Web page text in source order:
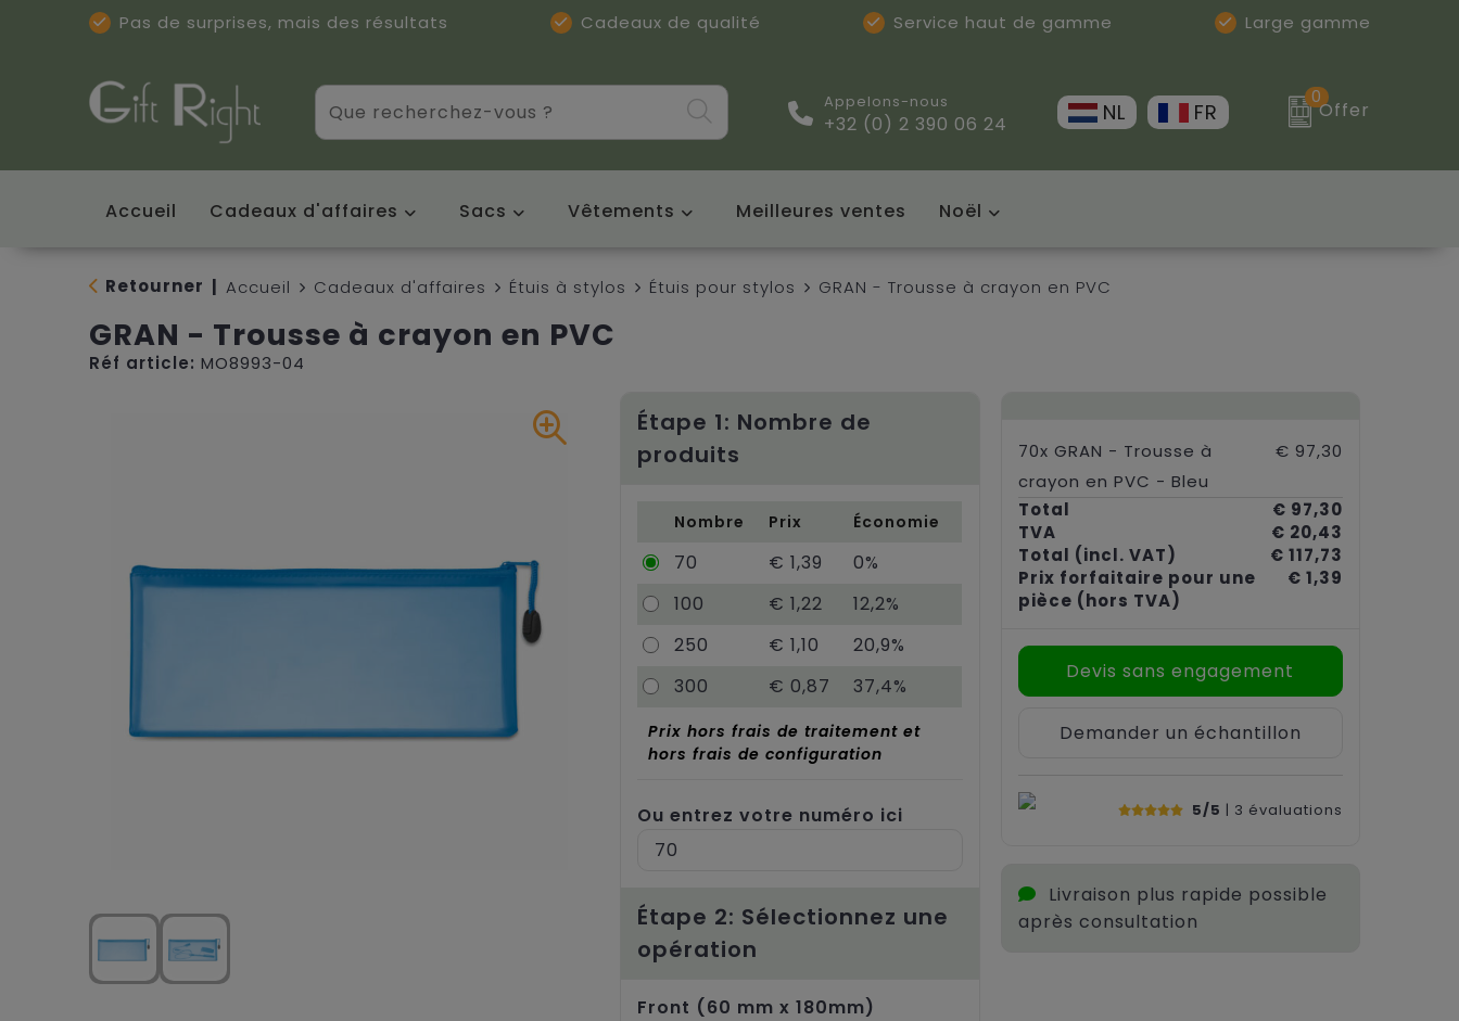
Pas de surprises, mais des résultats Cadeaux de qualité Service haut de gamme
Large gamme
Appelons-nous
+32 (0) 2 390 06 24 NL FR
0
Offer
Accueil Cadeaux d'affaires Sacs Vêtements Meilleures ventes Noël
Retourner Accueil Cadeaux d'affaires Étuis à stylos Étuis pour stylos GRAN - Trousse à crayon en PVC
GRAN - Trousse à crayon en PVC
Réf article: MO8993-04
Étape 1: Nombre de
produits
Nombre Prix Économie
70 € 1,39
0%
100
€ 1,22
12,2%
250
€ 1,10
20,9%
300
€ 0,87 37,4%
Ou entrez votre numéro ici
Prix hors frais de traitement et
hors frais de configuration
Étape 2: Sélectionnez une
opération
Front (60 mm x 180mm)
70x GRAN - Trousse à
crayon en PVC - Bleu
€ 97,30
Total
€ 97,30
TVA
€ 20,43
Total (incl. VAT)
€ 117,73
Prix forfaitaire pour une
pièce (hors TVA)
€ 1,39
Devis sans engagement
Demander un échantillon
5/5 | 3 évaluations
Livraison plus rapide possible
après consultation